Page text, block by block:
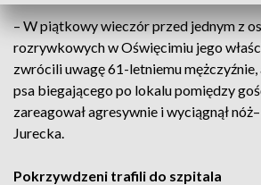
– W piątkowy wieczór przed jednym z
rozrywkowych w Oświęcimiu jego
zwrócili uwagę 61-letniemu mężczyźnie,
psa biegającego po lokalu pomiędzy
zareagował agresywnie i wyciągnął
Jurecka.
Pokrzywdzeni trafili do szpitala